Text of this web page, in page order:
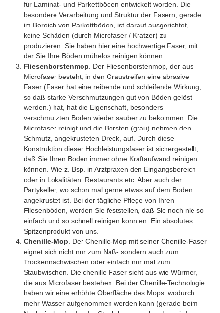
für Laminat- und Parkettböden entwickelt worden. Die
besondere Verarbeitung und Struktur der Fasern, gerade
im Bereich von Parkettböden, ist darauf ausgerichtet,
keine Schäden (durch Microfaser / Kratzer) zu
produzieren. Sie haben hier eine hochwertige Faser, mit
der Sie Ihre Böden mühelos reinigen können.
Fliesenborstenmop. Der Fliesenborstenmop, der aus
Microfaser besteht, in den Graustreifen eine abrasive
Faser (Faser hat eine reibende und schleifende Wirkung,
so daß starke Verschmutzungen gut von Böden gelöst
werden.) hat, hat die Eigenschaft, besonders
verschmutzten Boden wieder sauber zu bekommen. Die
Microfaser reinigt und die Borsten (grau) nehmen den
Schmutz, angekrusteten Dreck, auf. Durch diese
Konstruktion dieser Hochleistungsfaser ist sichergestellt,
daß Sie Ihren Boden immer ohne Kraftaufwand reinigen
können. Wie z. Bsp. in Arztpraxen den Eingangsbereich
oder in Lokalitäten, Restaurants etc. Aber auch der
Partykeller, wo schon mal gerne etwas auf dem Boden
angekrustet ist. Bei der tägliche Pflege von Ihren
Fliesenböden, werden Sie feststellen, daß Sie noch nie so
einfach und so schnell reinigen konnten. Ein absolutes
Spitzenprodukt von uns.
Chenille-Mop. Der Chenille-Mop mit seiner Chenille-Faser
eignet sich nicht nur zum Naß- sondern auch zum
Trockennachwischen oder einfach nur mal zum
Staubwischen. Die chenille Faser sieht aus wie Würmer,
die aus Microfaser bestehen. Bei der Chenille-Technologie
haben wir eine erhöhte Oberfläche des Mops, wodurch
mehr Wasser aufgenommen werden kann (gerade beim